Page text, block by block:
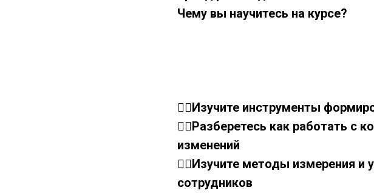
Чему вы научитесь на курсе?
👉🏼Изучите инструменты
👉🏼Разберетесь как работать с
изменений
👉🏼Изучите методы измерения
сотрудников